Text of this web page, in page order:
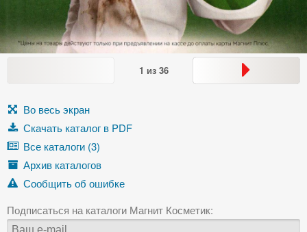
1 из 36
Во весь экран
Скачать каталог в PDF
Все каталоги (3)
Архив каталогов
Сообщить об ошибке
Подписаться на каталоги Магнит Косметик: